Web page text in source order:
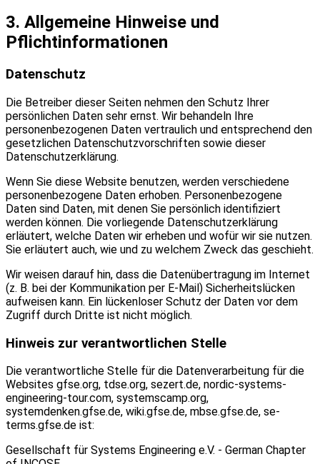
3. Allgemeine Hinweise und
Pflichtinformationen
Datenschutz
Die Betreiber dieser Seiten nehmen den Schutz Ihrer
persönlichen Daten sehr ernst. Wir behandeln Ihre
personenbezogenen Daten vertraulich und entsprechend den
gesetzlichen Datenschutzvorschriften sowie dieser
Datenschutzerklärung.
Wenn Sie diese Website benutzen, werden verschiedene
personenbezogene Daten erhoben. Personenbezogene
Daten sind Daten, mit denen Sie persönlich identifiziert
werden können. Die vorliegende Datenschutzerklärung
erläutert, welche Daten wir erheben und wofür wir sie nutzen.
Sie erläutert auch, wie und zu welchem Zweck das geschieht.
Wir weisen darauf hin, dass die Datenübertragung im Internet
(z. B. bei der Kommunikation per E-Mail) Sicherheitslücken
aufweisen kann. Ein lückenloser Schutz der Daten vor dem
Zugriff durch Dritte ist nicht möglich.
Hinweis zur verantwortlichen Stelle
Die verantwortliche Stelle für die Datenverarbeitung für die
Websites gfse.org, tdse.org, sezert.de, nordic-systems-
engineering-tour.com, systemscamp.org,
systemdenken.gfse.de, wiki.gfse.de, mbse.gfse.de, se-
terms.gfse.de ist:
Gesellschaft für Systems Engineering e.V. - German Chapter